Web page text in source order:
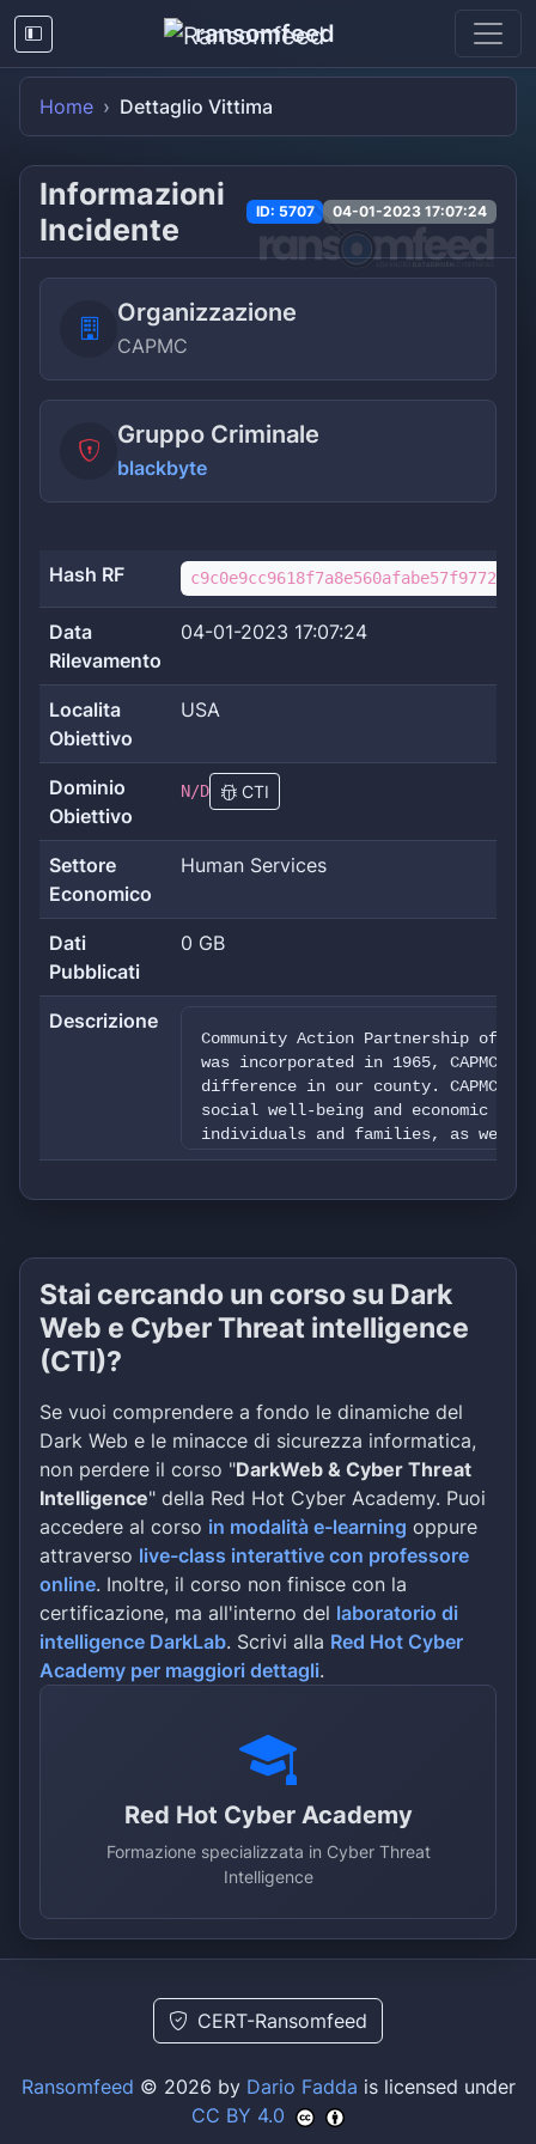
ransomfeed
Home Dettaglio Vittima
Informazioni
Incidente
ID: 5707 04-01-2023 17:07:24
Organizzazione
CAPMC
Gruppo Criminale
blackbyte
Hash RF
Data
Rilevamento
04-01-2023 17:07:24
Localita
Obiettivo
USA
Dominio
Obiettivo
N/D CTI
Settore
Economico
Human Services
Dati
Pubblicati
0 GB
Descrizione
Community Action Partnership of
was incorporated in 1965, CAPMC
difference in our county. CAPMC
social well-being and economic
individuals and families, as well
achieve economic independence.
Stai cercando un corso su Dark
Web e Cyber Threat intelligence
(CTI)?
Se vuoi comprendere a fondo le dinamiche del
Dark Web e le minacce di sicurezza informatica,
non perdere il corso "DarkWeb & Cyber Threat
Intelligence" della Red Hot Cyber Academy. Puoi
accedere al corso in modalità e-learning oppure
attraverso live-class interattive con professore
online. Inoltre, il corso non finisce con la
certificazione, ma all'interno del laboratorio di
intelligence DarkLab. Scrivi alla Red Hot Cyber
Academy per maggiori dettagli.
Red Hot Cyber Academy
Formazione specializzata in Cyber Threat
Intelligence
CERT-Ransomfeed
Ransomfeed © 2026 by Dario Fadda is licensed under
CC BY 4.0